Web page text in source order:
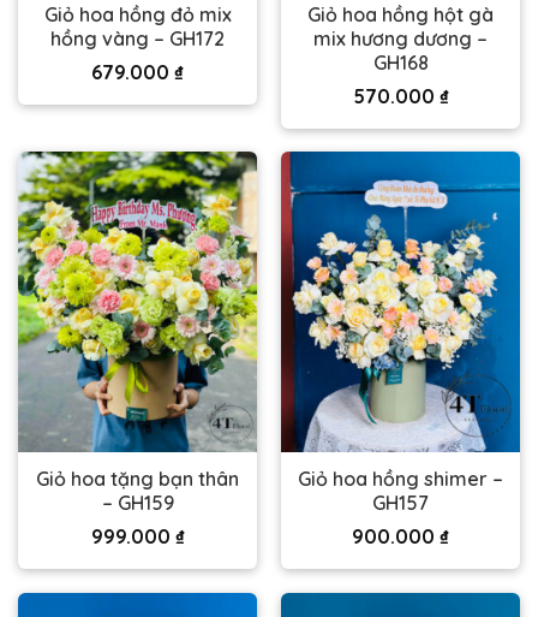
Giỏ hoa hồng đỏ mix
hồng vàng – GH172
679.000 ₫
Giỏ hoa hồng hột gà
mix hương dương –
GH168
570.000 ₫
Giỏ hoa tặng bạn thân
– GH159
999.000 ₫
Giỏ hoa hồng shimer –
GH157
900.000 ₫